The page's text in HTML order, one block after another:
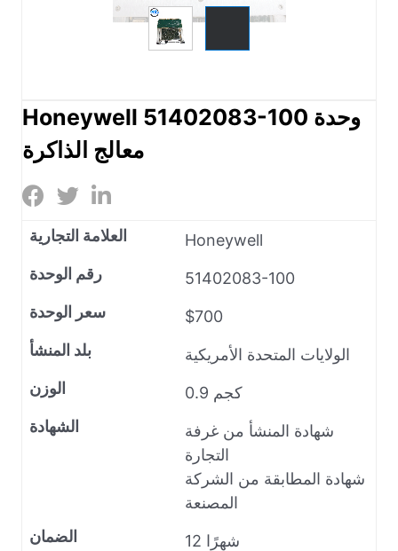
Honeywell 51402083-100 وحدة
معالج الذاكرة
العلامة التجارية
Honeywell
رقم الوحدة
51402083-100
سعر الوحدة
$700
بلد المنشأ
الولايات المتحدة الأمريكية
الوزن
0.9 كجم
الشهادة
شهادة المنشأ من غرفة
التجارة
شهادة المطابقة من الشركة
المصنعة
الضمان
12 شهرًا